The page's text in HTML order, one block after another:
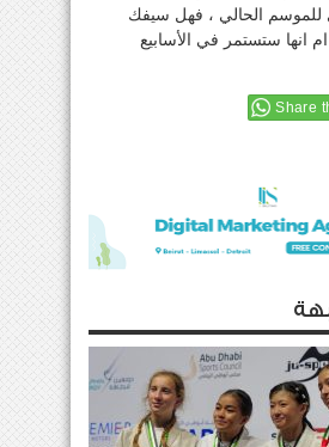
للموسم الحالي ، فهل سيفك
انها ستستمر في الأسابيع
Share